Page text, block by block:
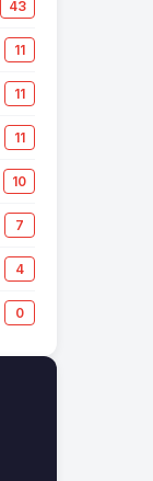
43
11
11
11
10
7
4
0